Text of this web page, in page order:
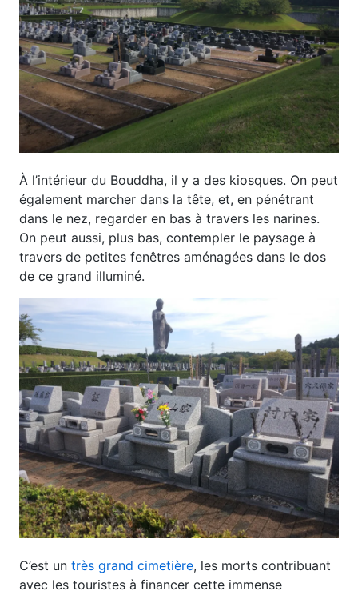
À l’intérieur du Bouddha, il y a des kiosques. On peut
également marcher dans la tête, et, en pénétrant
dans le nez, regarder en bas à travers les narines.
On peut aussi, plus bas, contempler le paysage à
travers de petites fenêtres aménagées dans le dos
de ce grand illuminé.
C’est un très grand cimetière, les morts contribuant
avec les touristes à financer cette immense